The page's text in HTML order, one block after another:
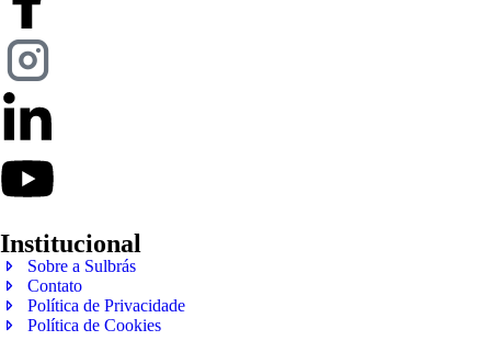
Institucional
Sobre a Sulbrás
Contato
Política de Privacidade
Política de Cookies